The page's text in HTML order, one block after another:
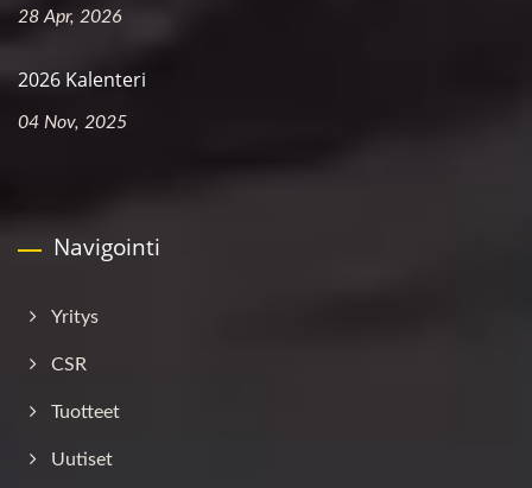
28 Apr, 2026
2026 Kalenteri
04 Nov, 2025
Navigointi
Yritys
CSR
Tuotteet
Uutiset